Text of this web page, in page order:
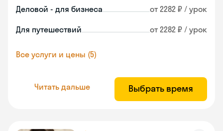
Деловой - для бизнеса от 2282 ₽ / урок
Для путешествий от 2282 ₽ / урок
Все услуги и цены (5)
Читать дальше Выбрать время